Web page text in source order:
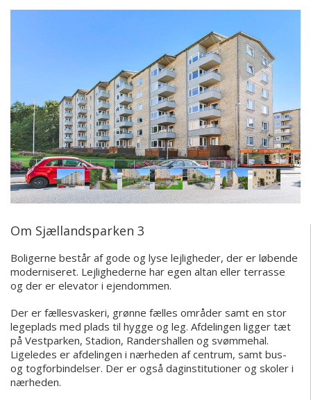
Om Sjællandsparken 3
Boligerne består af gode og lyse lejligheder, der er løbende
moderniseret. Lejlighederne har egen altan eller terrasse
og der er elevator i ejendommen.
Der er fællesvaskeri, grønne fælles områder samt en stor
legeplads med plads til hygge og leg. Afdelingen ligger tæt
på Vestparken, Stadion, Randershallen og svømmehal.
Ligeledes er afdelingen i nærheden af centrum, samt bus-
og togforbindelser. Der er også daginstitutioner og skoler i
nærheden.